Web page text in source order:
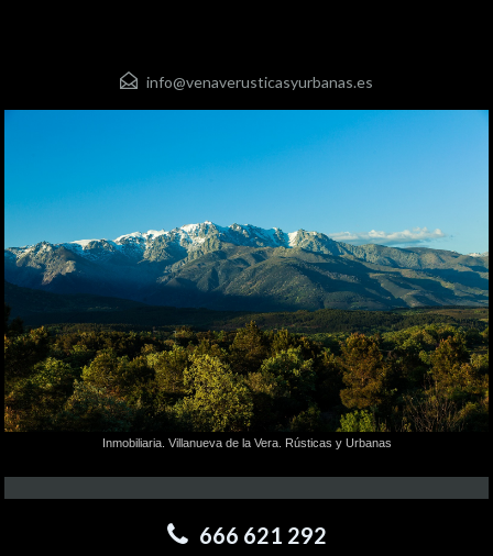
info@venaverusticasyurbanas.es
Inmobiliaria. Villanueva de la Vera. Rústicas y Urbanas
666 621 292